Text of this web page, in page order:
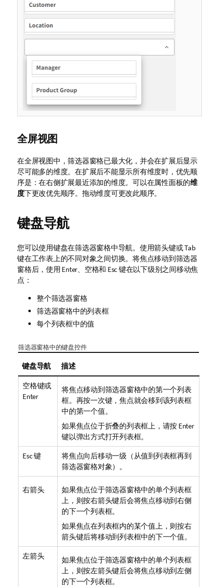
全屏视图
在全屏视图中，筛选器窗格已最大化，并会在扩展后显示
尽可能多的维度。在扩展后不能显示所有维度时，优先顺
序是：在右侧扩展最近添加的维度。可以在属性面板的维
度下更改优先顺序。拖动维度可更改此顺序。
键盘导航
您可以使用键盘在筛选器窗格中导航。使用箭头键或 Tab
键在工作表上的不同对象之间切换。将焦点移动到筛选器
窗格后，使用 Enter、空格和 Esc 键在以下级别之间移动焦
点：
整个筛选器窗格
筛选器窗格中的列表框
每个列表框中的值
筛选器窗格中的键盘控件
键盘导航 描述
空格键或
Enter
将焦点移动到筛选器窗格中的第一个列表
框。再按一次键，焦点就会移到该列表框
中的第一个值。
如果焦点位于折叠的列表框上，请按 Enter
键以弹出方式打开列表框。
Esc 键
将焦点向后移动一级（从值到列表框再到
筛选器窗格对象）。
右箭头
如果焦点位于筛选器窗格中的单个列表框
上，则按右箭头键后会将焦点移动到右侧
的下一个列表框。
如果焦点在列表框内的某个值上，则按右
箭头键后将移动到列表框中的下一个值。
左箭头
如果焦点位于筛选器窗格中的单个列表框
上，则按左箭头键后会将焦点移动到左侧
的下一个列表框。